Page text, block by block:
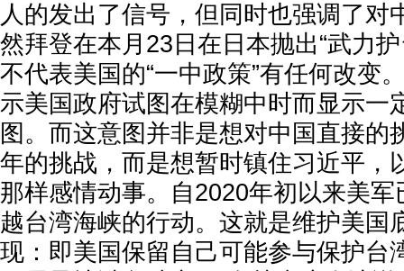
人的发出了信号，但同时也强调了对
然拜登在本月23日在日本抛出“武力
不代表美国的“一中政策”有任何改变
示美国政府试图在模糊中时而显示一
图。而这意图并非是想对中国直接的
年的挑战，而是想暂时镇住习近平，
那样感情动事。自2020年初以来美
越台湾海峡的行动。这就是维护美国
现：即美国保留自己可能参与保护台